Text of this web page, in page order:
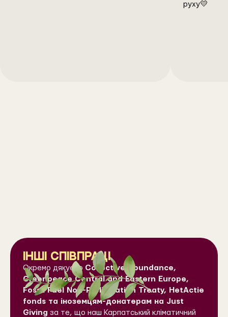
руху💛
інші співпраці
Окремо дякуємо Collective Abundance,
Greenpeace Central and Eastern Europe,
Fossil Fuel Non-Proliferation Treaty, HetActie
fonds та іноземцям-донатерам на Just
Giving за те, що наш Карпатський кліматичний